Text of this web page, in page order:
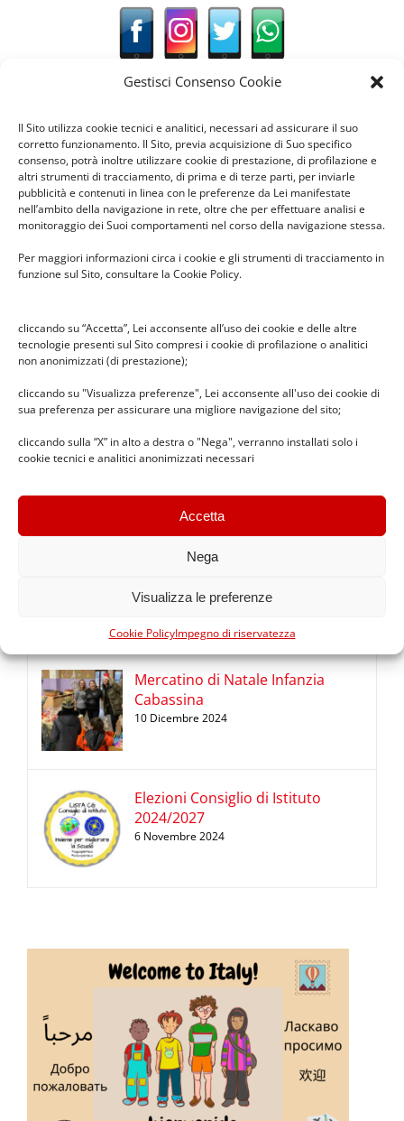
Gestisci Consenso Cookie
Il Sito utilizza cookie tecnici e analitici, necessari ad assicurare il suo
corretto funzionamento. Il Sito, previa acquisizione di Suo specifico
consenso, potrà inoltre utilizzare cookie di prestazione, di profilazione e
altri strumenti di tracciamento, di prima e di terze parti, per inviarle
pubblicità e contenuti in linea con le preferenze da Lei manifestate
nell’ambito della navigazione in rete, oltre che per effettuare analisi e
monitoraggio dei Suoi comportamenti nel corso della navigazione stessa.
Per maggiori informazioni circa i cookie e gli strumenti di tracciamento in
funzione sul Sito, consultare la Cookie Policy.
cliccando su “Accetta”, Lei acconsente all’uso dei cookie e delle altre
tecnologie presenti sul Sito compresi i cookie di profilazione o analitici
non anonimizzati (di prestazione);
cliccando su "Visualizza preferenze", Lei acconsente all'uso dei cookie di
sua preferenza per assicurare una migliore navigazione del sito;
cliccando sulla “X” in alto a destra o "Nega", verranno installati solo i
cookie tecnici e analitici anonimizzati necessari
Accetta
Nega
Visualizza le preferenze
Cookie PolicyImpegno di riservatezza
News recenti
Il pesciolino dei desideri –
spettacolo in Infanzia Cabassina
Premio Benedetta Frugone 2025
14 Dicembre 2025
Diario 2025/2026 ICS Copernico
24 Settembre 2025
Premio Benedetta Frugone 2024
Mercatino di Natale Infanzia
Cabassina
10 Dicembre 2024
Elezioni Consiglio di Istituto
2024/2027
6 Novembre 2024